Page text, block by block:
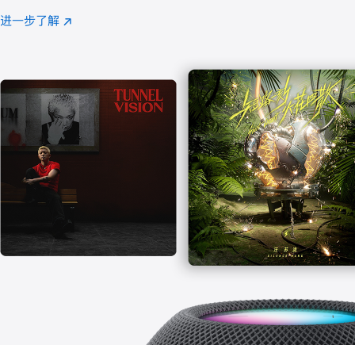
注
进一步了解 Apple
(在
口
中
打
开)